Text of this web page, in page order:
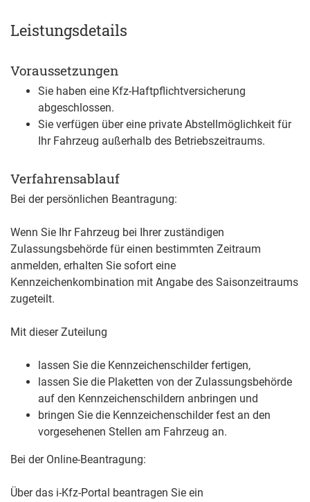
Leistungsdetails
Voraussetzungen
Sie haben eine Kfz-Haftpflichtversicherung
abgeschlossen.
Sie verfügen über eine private Abstellmöglichkeit für
Ihr Fahrzeug außerhalb des Betriebszeitraums.
Verfahrensablauf
Bei der persönlichen Beantragung:
Wenn Sie Ihr Fahrzeug bei Ihrer zuständigen
Zulassungsbehörde für einen bestimmten Zeitraum
anmelden, erhalten Sie sofort eine
Kennzeichenkombination mit Angabe des Saisonzeitraums
zugeteilt.
Mit dieser Zuteilung
lassen Sie die Kennzeichenschilder fertigen,
lassen Sie die Plaketten von der Zulassungsbehörde
auf den Kennzeichenschildern anbringen und
bringen Sie die Kennzeichenschilder fest an den
vorgesehenen Stellen am Fahrzeug an.
Bei der Online-Beantragung:
Über das i-Kfz-Portal beantragen Sie ein